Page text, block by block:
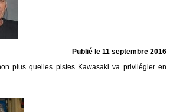
Publié le 11 septembre 2016
plus quelles pistes Kawasaki va privilégier en